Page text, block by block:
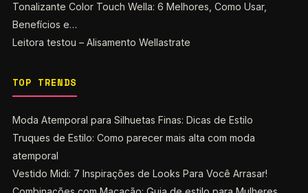
Tonalizante Color Touch Wella: 6 Melhores, Como Usar,
Benefícios e…
Leitora testou – Alisamento Wellastrate
TOP TRENDS
Moda Atemporal para Silhuetas Finas: Dicas de Estilo
Truques de Estilo: Como parecer mais alta com moda
atemporal
Vestido Midi: 7 Inspirações de Looks Para Você Arrasar!